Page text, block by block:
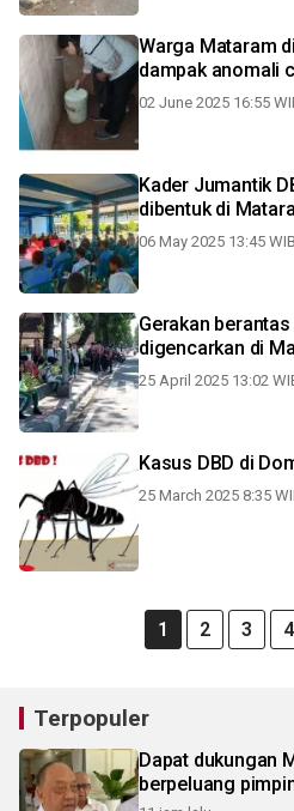
Warga Mataram
dampak anomali
02 June 2025 16:55
Kader Jumantik
dibentuk di
06 May 2025 13:45
Gerakan
digencarkan di
25 April 2025 13:02
Kasus DBD di
25 March 2025 8:35
1 2 3 4
Terpopuler
Dapat dukungan
berpeluang